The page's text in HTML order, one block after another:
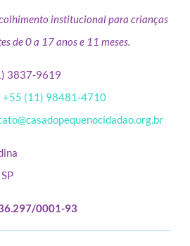
institucional para crianças
de 0 a 17 anos e 11 meses.
3837-9619
+55 (11) 98481-4710
0001-93